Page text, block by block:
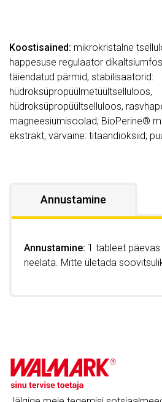
Koostisained: mikrokristalne
happesuse regulaator
täiendatud pärmid, stabilisaatorid:
hüdroksüpropüülmetüültselluloos,
hüdroksüpropüültselluloos,
magneesiumisoolad; BioPerine®
ekstrakt, värvaine: titaandioksiid;
Annustamine
Annustamine: 1 tableet
neelata. Mitte ületada